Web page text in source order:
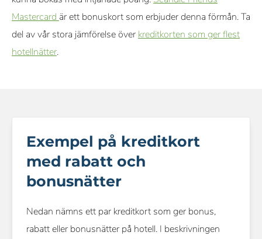
Mastercard är ett bonuskort som erbjuder denna förmån. Ta
del av vår stora jämförelse över kreditkorten som ger flest
hotellnätter.
Exempel på kreditkort
med rabatt och
bonusnätter
Nedan nämns ett par kreditkort som ger bonus,
rabatt eller bonusnätter på hotell. I beskrivningen